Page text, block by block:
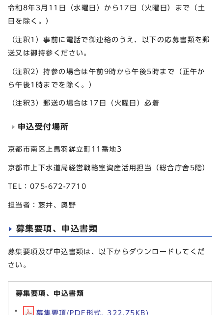
令和8年3月11日（水曜日）から17日（火曜日）まで（土
日を除く。）
（注釈1）事前に電話で御連絡のうえ、以下の応募書類を郵
送又は御持参ください。
（注釈2）持参の場合は午前9時から午後5時まで（正午か
ら午後1時までを除く。）
（注釈3）郵送の場合は17日（火曜日）必着
申込受付場所
京都市南区上鳥羽鉾立町11番地3
京都市上下水道局経営戦略室資産活用担当（総合庁舎5階）
TEL：075-672-7710
担当者：藤井、奥野
募集要項、申込書類
募集要項及び申込書類は、以下からダウンロードしてくだ
さい。
募集要項、申込書類
募集要項(PDF形式, 322.75KB)